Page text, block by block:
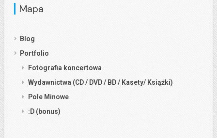
Mapa
Blog
Portfolio
Fotografia koncertowa
Wydawnictwa (CD / DVD / BD / Kasety/ Książki)
Pole Minowe
:D (bonus)